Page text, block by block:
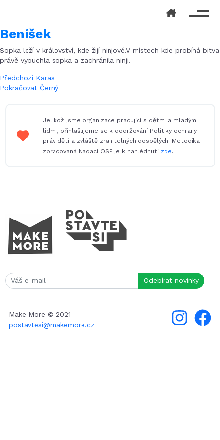
Beníšek
Sopka leží v království, kde žijí ninjové.V místech kde probíhá bitva
právě vybuchla sopka a zachránila ninji.
Navigace
pro
Předchozí Předchozí
příspěvek:
Karas
Pokračovat Následující
Černý
Jelikož jsme organizace pracující s dětmi a mladými
lidmi, přihlašujeme se k dodržování Politiky ochrany
práv dětí a zvláště zranitelných dospělých. Metodika
zpracovaná Nadací OSF je k nahlédnutí zde.
Make More © 2021
postavtesi@makemore.cz